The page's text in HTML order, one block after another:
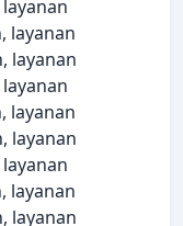
layanan
layanan
layanan
layanan
layanan
layanan